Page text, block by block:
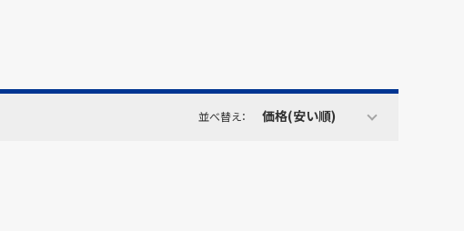
並べ替え： 価格(安い順)